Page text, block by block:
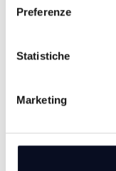
Preferenze
Statistiche
Marketing